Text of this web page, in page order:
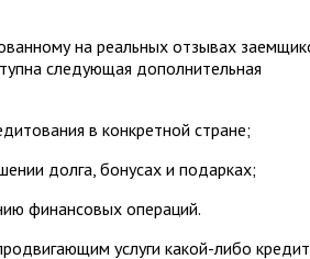
на реальных отзывах
следующая дополнительная
в конкретной стране;
долга, бонусах и подарках;
финансовых операций.
услуги какой-либо